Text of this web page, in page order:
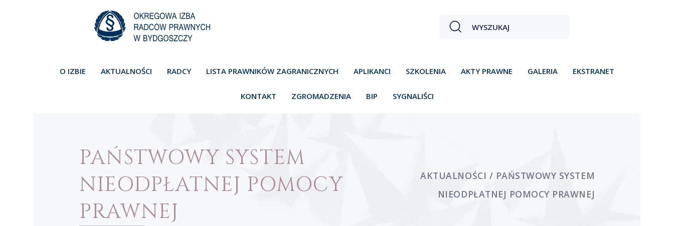
O IZBIE AKTUALNOŚCI RADCY LISTA PRAWNIKÓW ZAGRANICZNYCH APLIKANCI SZKOLENIA AKTY PRAWNE GALERIA EKSTRANET
KONTAKT ZGROMADZENIA BIP SYGNALIŚCI
PAŃSTWOWY SYSTEM
NIEODPŁATNEJ POMOCY
PRAWNEJ
AKTUALNOŚCI / PAŃSTWOWY SYSTEM
NIEODPŁATNEJ POMOCY PRAWNEJ